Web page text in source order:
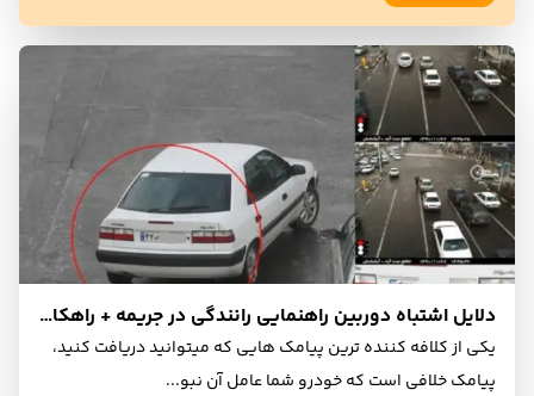
دلایل اشتباه دوربین راهنمایی رانندگی در جریمه + راهکار رفع و حذف آن
یکی از کلافه کننده ترین پیامک هایی که میتوانید دریافت کنید،
پیامک خلافی است که خودرو شما عامل آن نبو...